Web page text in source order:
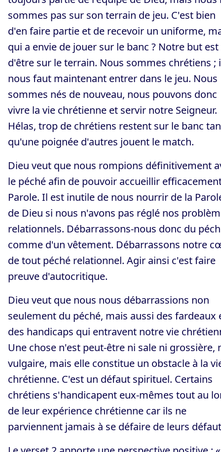
sommes pas sur son terrain de jeu. C'est bien
d'en faire partie et de recevoir un uniforme,
qui a envie de jouer sur le banc ? Notre but est
d'être sur le terrain. Nous sommes chrétiens ;
nous faut maintenant entrer dans le jeu. Nous
sommes nés de nouveau, nous pouvons donc
vivre la vie chrétienne et servir notre Seigneur.
Hélas, trop de chrétiens restent sur le banc
qu'une poignée d'autres jouent le match.
Dieu veut que nous rompions définitivement
le péché afin de pouvoir accueillir
Parole. Il est inutile de nous nourrir de la
de Dieu si nous n'avons pas réglé nos
relationnels. Débarrassons-nous donc du
comme d'un vêtement. Débarrassons notre
de tout péché relationnel. Agir ainsi c'est faire
preuve d'autocritique.
Dieu veut que nous nous débarrassions non
seulement du péché, mais aussi des fardeaux
des handicaps qui entravent notre vie
Une chose n'est peut-être ni sale ni grossière,
vulgaire, mais elle constitue un obstacle à la
chrétienne. C'est un défaut spirituel. Certains
chrétiens s'handicapent eux-mêmes tout au
de leur expérience chrétienne car ils ne
parviennent jamais à se défaire de leurs